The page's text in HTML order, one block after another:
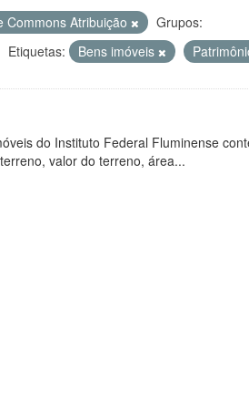
Commons Atribuição
Grupos:
Etiquetas: Bens imóveis
do Instituto Federal Fluminense
valor do terreno, área...